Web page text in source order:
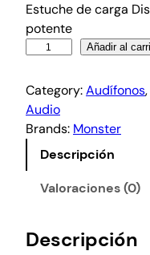
Estuche de carga
potente
Añadir al
Category:Audífonos
Audio
Brands: Monster
Descripción
Valoraciones (0)
Descripción